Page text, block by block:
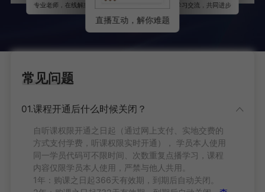
专业老师，在线解惑
直播互动，解你难题
学习交流，共同进步
常见问题
01.课程开通后什么时候关闭？
自听课权限开通之日起（通过网上支付、实地交费的
方式支付学费，听课权限实时开通）， 学员本人使用
同一学员代码可不限时间、次数重复点播学习，课程
内容仅限学员本人使用，严禁与他人共用。
1年：购课之日起366天有效期，到期后自动关闭。